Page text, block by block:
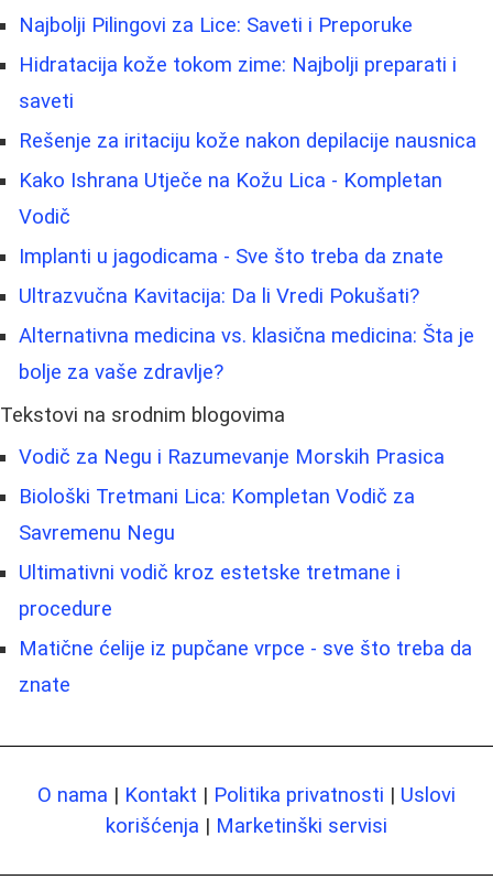
Najbolji Pilingovi za Lice: Saveti i Preporuke
Hidratacija kože tokom zime: Najbolji preparati i
saveti
Rešenje za iritaciju kože nakon depilacije nausnica
Kako Ishrana Utječe na Kožu Lica - Kompletan
Vodič
Implanti u jagodicama - Sve što treba da znate
Ultrazvučna Kavitacija: Da li Vredi Pokušati?
Alternativna medicina vs. klasična medicina: Šta je
bolje za vaše zdravlje?
Tekstovi na srodnim blogovima
Vodič za Negu i Razumevanje Morskih Prasica
Biološki Tretmani Lica: Kompletan Vodič za
Savremenu Negu
Ultimativni vodič kroz estetske tretmane i
procedure
Matične ćelije iz pupčane vrpce - sve što treba da
znate
O nama | Kontakt | Politika privatnosti | Uslovi
korišćenja | Marketinški servisi